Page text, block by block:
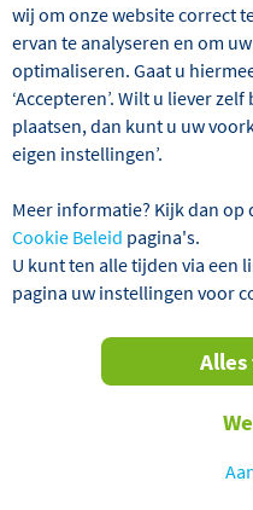
Welk reistype?
Naar welk land?
Toon 428 reizen
Welkom bij Bolderman
Onbezorgd genieten
wij om onze website correct
ervan te analyseren en om
optimaliseren. Gaat u
‘Accepteren’. Wilt u liever
plaatsen, dan kunt u uw
eigen instellingen’.
Meer informatie? Kijk dan op
Cookie Beleid pagina's.
U kunt ten alle tijden via een
pagina uw instellingen voor